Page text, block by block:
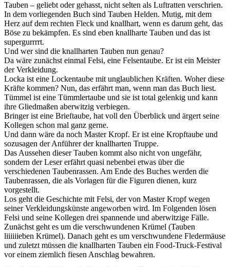
Tauben – geliebt oder gehasst, nicht selten als Luftratten verschrien.
In dem vorliegenden Buch sind Tauben Helden. Mutig, mit dem
Herz auf dem rechten Fleck und knallhart, wenn es darum geht, das
Böse zu bekämpfen. Es sind eben knallharte Tauben und das ist
supergurrrrt.
Und wer sind die knallharten Tauben nun genau?
Da wäre zunächst einmal Felsi, eine Felsentaube. Er ist ein Meister
der Verkleidung.
Locka ist eine Lockentaube mit unglaublichen Kräften. Woher diese
Kräfte kommen? Nun, das erfährt man, wenn man das Buch liest.
Tümmel ist eine Tümmlertaube und sie ist total gelenkig und kann
ihre Gliedmaßen aberwitzig verbiegen.
Bringer ist eine Brieftaube, hat voll den Überblick und ärgert seine
Kollegen schon mal ganz gerne.
Und dann wäre da noch Master Kropf. Er ist eine Kropftaube und
sozusagen der Anführer der knallharten Truppe.
Das Aussehen dieser Tauben kommt also nicht von ungefähr,
sondern der Leser erfährt quasi nebenbei etwas über die
verschiedenen Taubenrassen. Am Ende des Buches werden die
Taubenrassen, die als Vorlagen für die Figuren dienen, kurz
vorgestellt.
Los geht die Geschichte mit Felsi, der von Master Kropf wegen
seiner Verkleidungskünste angeworben wird. Im Folgenden lösen
Felsi und seine Kollegen drei spannende und aberwitzige Fälle.
Zunächst geht es um die verschwundenen Krümel (Tauben
liiiiiieben Krümel). Danach geht es um verschwundene Fledermäuse
und zuletzt müssen die knallharten Tauben ein Food-Truck-Festival
vor einem ziemlich fiesen Anschlag bewahren.